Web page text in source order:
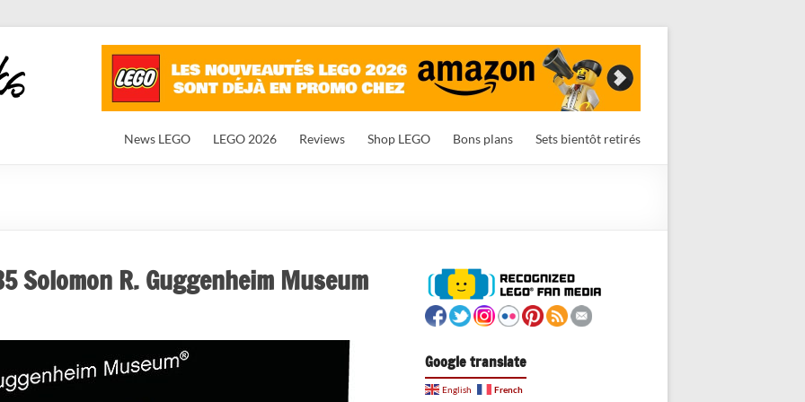
News LEGO LEGO 2026 Reviews Shop LEGO Bons plans Sets bientôt retirés
Solomon R. Guggenheim Museum
Google translate
English French